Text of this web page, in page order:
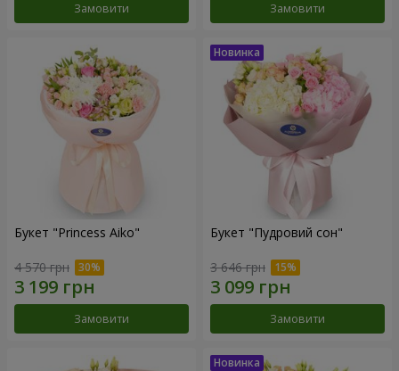
Замовити Замовити
Букет "Princess Aiko"
4 570 грн
Замовити
Букет "Пудровий сон"
3 646 грн
Замовити